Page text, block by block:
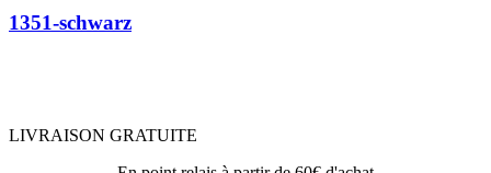
1351-schwarz
LIVRAISON GRATUITE